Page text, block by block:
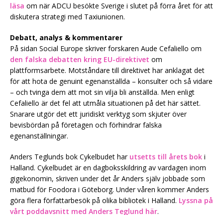
läsa om när ADCU besökte Sverige i slutet på förra året för att
diskutera strategi med Taxiunionen.
Debatt, analys & kommentarer
På sidan Social Europe skriver forskaren Aude Cefaliello om
den falska debatten kring EU-direktivet om
plattformsarbete. Motståndare till direktivet har anklagat det
för att hota de genuint egenanställda – konsulter och så vidare
– och tvinga dem att mot sin vilja bli anställda. Men enligt
Cefaliello är det fel att utmåla situationen på det här sättet.
Snarare utgör det ett juridiskt verktyg som skjuter över
bevisbördan på företagen och förhindrar falska
egenanställningar.
Anders Teglunds bok Cykelbudet har utsetts till årets bok i
Halland. Cykelbudet är en dagboksskildring av vardagen inom
gigekonomin, skriven under det år Anders själv jobbade som
matbud för Foodora i Göteborg. Under våren kommer Anders
göra flera författarbesök på olika bibliotek i Halland. Lyssna på
vårt poddavsnitt med Anders Teglund här.